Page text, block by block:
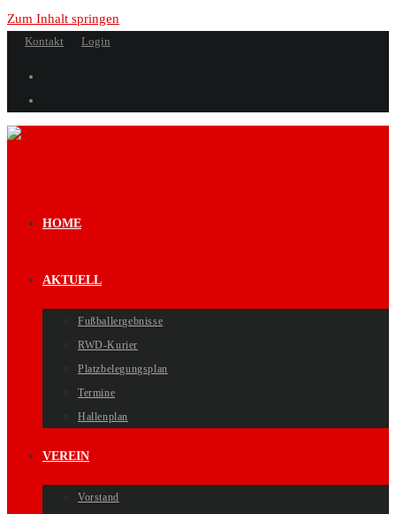
Zum Inhalt springen
Kontakt Login
HOME
AKTUELL
Fußballergebnisse
RWD-Kurier
Platzbelegungsplan
Termine
Hallenplan
VEREIN
Vorstand